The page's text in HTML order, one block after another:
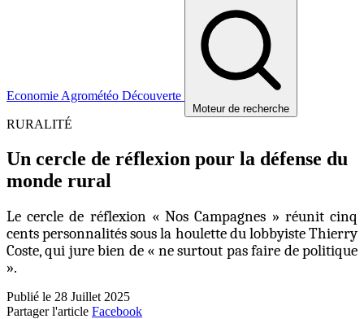
Economie Agrométéo Découverte
Moteur de recherche
RURALITÉ
Un cercle de réflexion pour la défense du
monde rural
Le cercle de réflexion « Nos Campagnes » réunit cinq
cents personnalités sous la houlette du lobbyiste Thierry
Coste, qui jure bien de « ne surtout pas faire de politique
».
Publié le 28 Juillet 2025
Partager l'article Facebook